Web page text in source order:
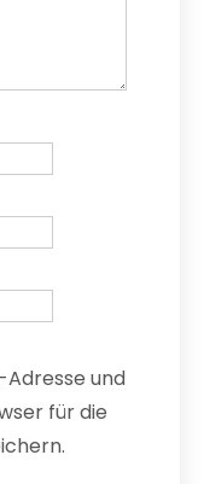
Adresse und
für die